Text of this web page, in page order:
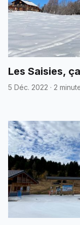
Les Saisies,
5 Déc. 2022 · 2